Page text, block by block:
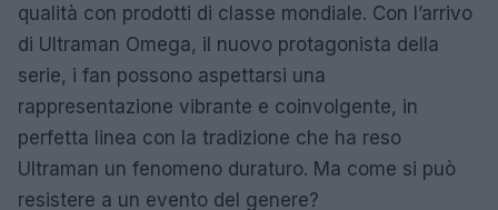
qualità con prodotti di classe mondiale. Con l’arrivo
di Ultraman Omega, il nuovo protagonista della
serie, i fan possono aspettarsi una
rappresentazione vibrante e coinvolgente, in
perfetta linea con la tradizione che ha reso
Ultraman un fenomeno duraturo. Ma come si può
resistere a un evento del genere?